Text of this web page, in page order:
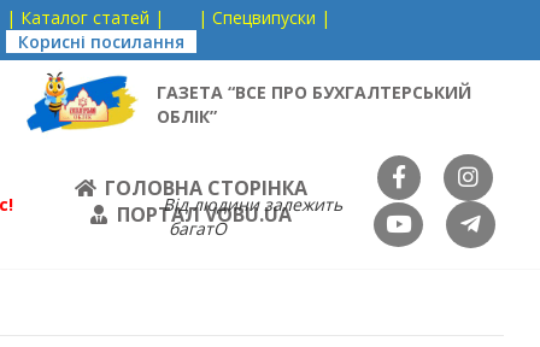
| Каталог статей |
| Спецвипуски |
Корисні посилання
ГАЗЕТА “ВСЕ ПРО БУХГАЛТЕРСЬКИЙ
ОБЛІК”
ГОЛОВНА СТОРІНКА
ПОРТАЛ VOBU.UA
Від людини залежить
багатО